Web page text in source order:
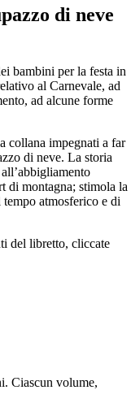
di neve
bambini per la festa in
al Carnevale, ad
ad alcune forme
collana impegnati a far
di neve. La storia
di montagna; stimola la
atmosferico e di
del libretto, cliccate
Ciascun volume,